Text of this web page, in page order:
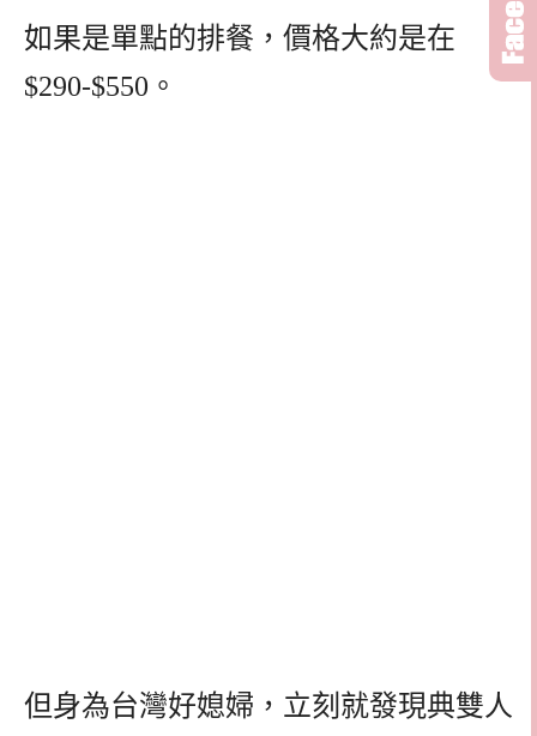
如果是單點的排餐，價格大約是在
$290-$550。
但身為台灣好媳婦，立刻就發現典雙人